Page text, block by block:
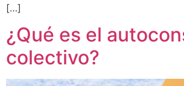
[…]
¿Qué es el
colectivo?